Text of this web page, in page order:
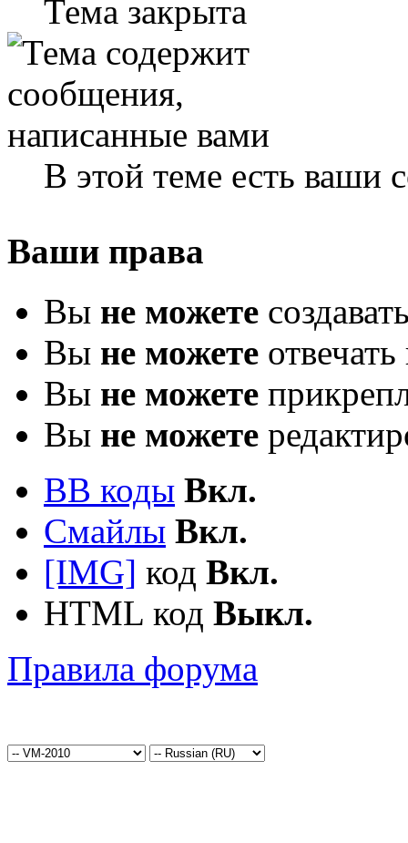
Тема закрыта
В этой теме есть ваши
Ваши права
Вы не можете
Вы не можете
Вы не можете
Вы не можете
BB коды Вкл.
Смайлы Вкл.
[IMG] код Вкл.
HTML код Выкл.
Правила форума